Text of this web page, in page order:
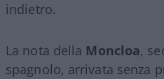
indietro.
La nota della Moncloa,
spagnolo, arrivata senza